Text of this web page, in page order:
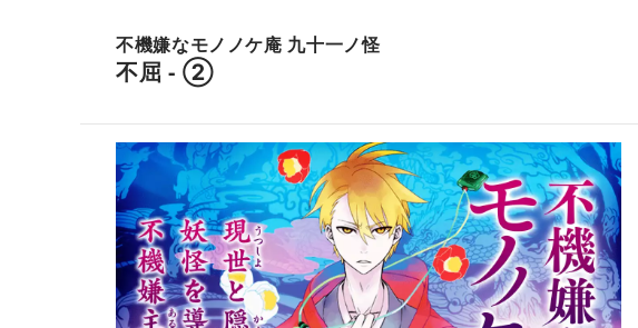
不機嫌なモノノケ庵 九十一ノ怪
不屈 - ②